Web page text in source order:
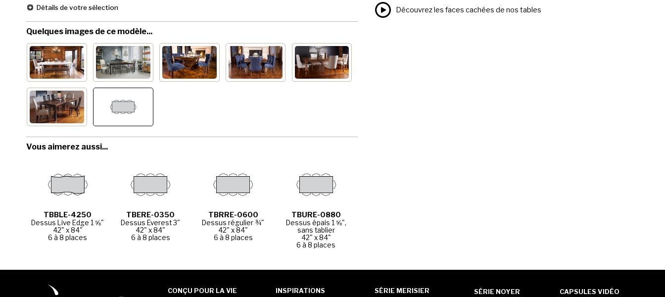
Détails de votre sélection
Quelques images de ce modèle...
Vous aimerez aussi...
TBBLE-4250
Dessus Live Edge 1 ⅝"
42" x 84"
6 à 8 places
TBERE-0350
Dessus Everest 3"
42" x 84"
6 à 8 places
TBRRE-0600
Dessus régulier ¾"
42" x 84"
6 à 8 places
TBURE-0880
Dessus épais 1 ⅝",
sans tablier
42" x 84"
6 à 8 places
Découvrez les faces cachées de nos tables
CONÇU POUR LA VIE INSPIRATIONS SÉRIE MERISIER SÉRIE NOYER CAPSULES VIDÉO